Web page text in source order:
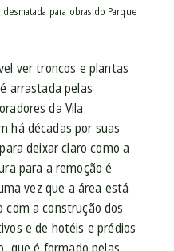
desmatada para obras do Parque
ver troncos e plantas
arrastada pelas
da Vila
há décadas por suas
deixar claro como a
para a remoção é
vez que a área está
com a construção dos
e de hotéis e prédios